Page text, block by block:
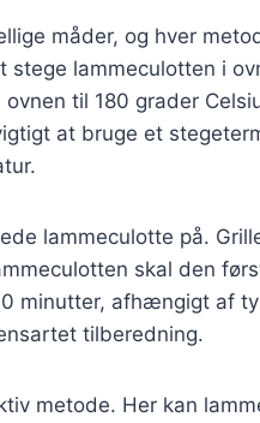
måder, og hver
lammeculotten i
til 180 grader
at bruge et
lammeculotte på.
skal den
minutter, afhængigt af
tilberedning.
metode. Her kan